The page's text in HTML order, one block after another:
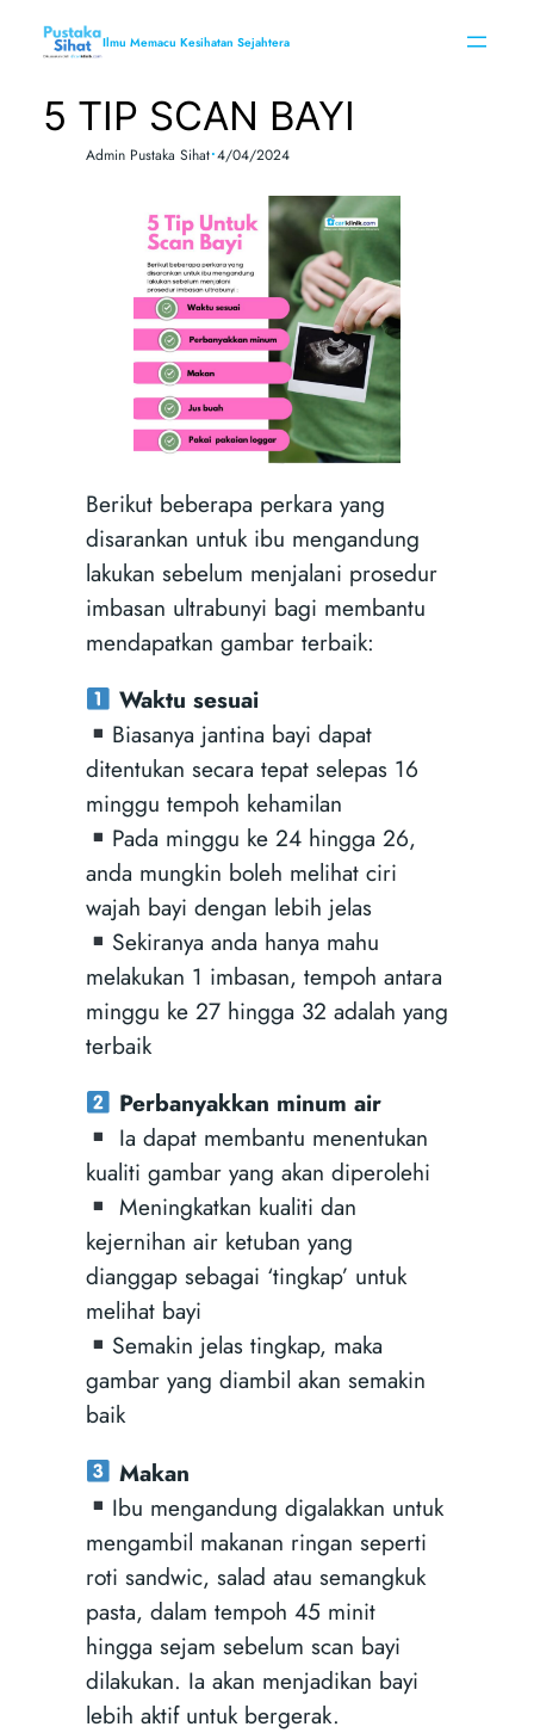
Ilmu Memacu Kesihatan Sejahtera
5 TIP SCAN BAYI
Admin Pustaka Sihat•4/04/2024
Berikut beberapa perkara yang
disarankan untuk ibu mengandung
lakukan sebelum menjalani prosedur
imbasan ultrabunyi bagi membantu
mendapatkan gambar terbaik:
Waktu sesuai
Biasanya jantina bayi dapat
ditentukan secara tepat selepas 16
minggu tempoh kehamilan
Pada minggu ke 24 hingga 26,
anda mungkin boleh melihat ciri
wajah bayi dengan lebih jelas
Sekiranya anda hanya mahu
melakukan 1 imbasan, tempoh antara
minggu ke 27 hingga 32 adalah yang
terbaik
Perbanyakkan minum air
Ia dapat membantu menentukan
kualiti gambar yang akan diperolehi
Meningkatkan kualiti dan
kejernihan air ketuban yang
dianggap sebagai ‘tingkap’ untuk
melihat bayi
Semakin jelas tingkap, maka
gambar yang diambil akan semakin
baik
Makan
Ibu mengandung digalakkan untuk
mengambil makanan ringan seperti
roti sandwic, salad atau semangkuk
pasta, dalam tempoh 45 minit
hingga sejam sebelum scan bayi
dilakukan. Ia akan menjadikan bayi
lebih aktif untuk bergerak.